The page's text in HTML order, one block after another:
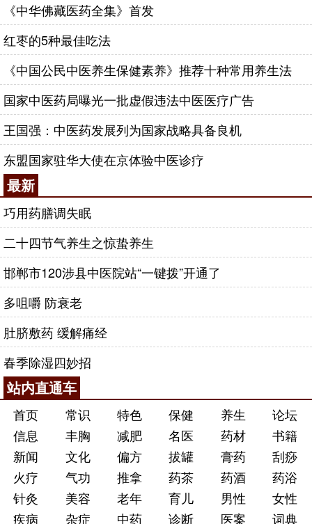
《中华佛藏医药全集》首发
红枣的5种最佳吃法
《中国公民中医养生保健素养》推荐十种常用养生法
国家中医药局曝光一批虚假违法中医医疗广告
王国强：中医药发展列为国家战略具备良机
东盟国家驻华大使在京体验中医诊疗
最新
巧用药膳调失眠
二十四节气养生之惊蛰养生
邯郸市120涉县中医院站“一键拨”开通了
多咀嚼 防衰老
肚脐敷药 缓解痛经
春季除湿四妙招
站内直通车
首页 常识 特色 保健 养生
论坛
信息
丰胸 减肥 名医 药材
书籍
新闻
文化 偏方 拔罐 膏药
刮痧
火疗
气功 推拿 药茶 药酒
药浴
针灸
美容 老年 育儿 男性
女性
疾病
杂症 中药 诊断 医案 词典